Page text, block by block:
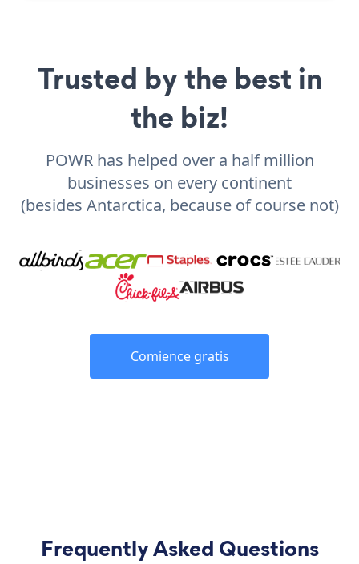
Trusted by the best in
the biz!
POWR has helped over a half million
businesses on every continent
(besides Antarctica, because of course not)
Comience gratis
Frequently Asked Questions